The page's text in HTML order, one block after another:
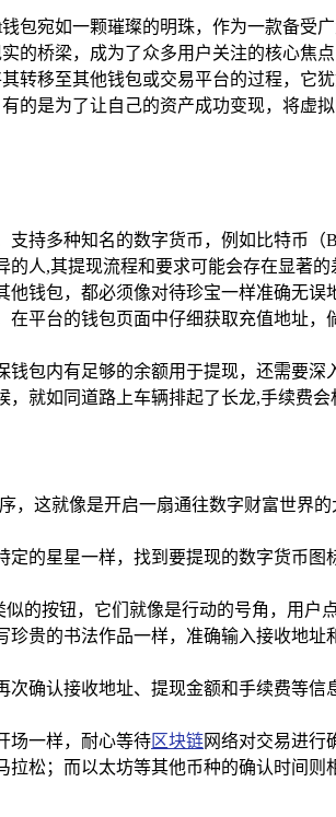
包宛如一颗璀璨的明珠，作为一款备受
桥梁，成为了众多用户关注的核心焦
转移至其他钱包或交易平台的过程，它
的是为了让自己的资产成功变现，将虚
支持多种知名的数字货币，例如比特币
人,其提现流程和要求可能会存在显著的
他钱包，都必须像对待珍宝一样准确无
平台的钱包页面中仔细获取充值地址
钱包内有足够的余额用于提现，还需要
就如同道路上车辆排起了长龙,手续费会
，这就像是开启一扇通往数字财富世界
定的星星一样，找到要提现的数字货币
的按钮，它们就像是行动的号角，用户
珍贵的书法作品一样，准确输入接收地
确认接收地址、提现金额和手续费等
场一样，耐心等待区块链网络对交易进行
松；而以太坊等其他币种的确认时间则